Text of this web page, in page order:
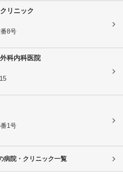
リニック
8号
科内科医院
1号
病院・クリニック一覧